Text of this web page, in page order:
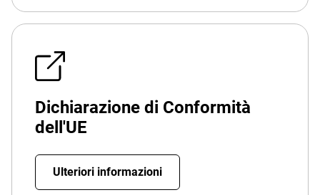
Dichiarazione di Conformità
dell'UE
Ulteriori informazioni